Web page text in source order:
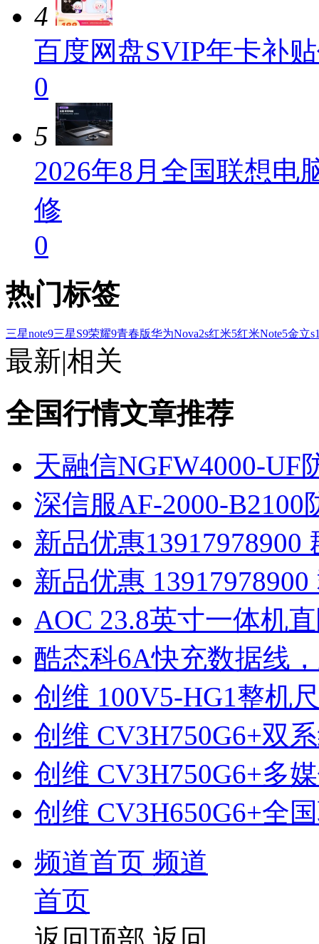
4
百度网盘SVIP年卡补
0
5
2026年8月全国联想电
修
0
热门标签
三星note9三星S9荣耀9青春版华为Nova2s红米5红米Note5金立
最新|相关
全国行情文章推荐
天融信NGFW4000-UF
深信服AF-2000-
新品优惠13917978900
新品优惠 13917978900
AOC 23.8英寸一体机
酷态科6A快充数据线
创维 100V5-HG1整机
创维 CV3H750G6+双
创维 CV3H750G6+多
创维 CV3H650G6+全
频道首页 频道
首页